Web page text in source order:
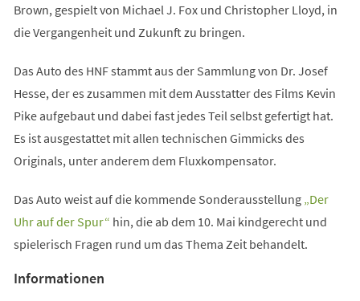
Brown, gespielt von Michael J. Fox und Christopher Lloyd, in
die Vergangenheit und Zukunft zu bringen.
Das Auto des HNF stammt aus der Sammlung von Dr. Josef
Hesse, der es zusammen mit dem Ausstatter des Films Kevin
Pike aufgebaut und dabei fast jedes Teil selbst gefertigt hat.
Es ist ausgestattet mit allen technischen Gimmicks des
Originals, unter anderem dem Fluxkompensator.
Das Auto weist auf die kommende Sonderausstellung „Der
Uhr auf der Spur“
(Öffnet
neuen
hin, die ab dem 10. Mai kindgerecht und
spielerisch Fragen rund um das Thema Zeit behandelt.
Informationen